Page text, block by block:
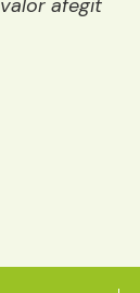
a més,
prendre